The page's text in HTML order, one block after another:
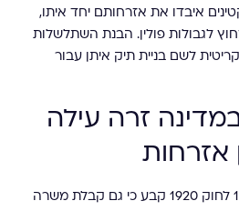
איבדו את אזרחותם יחד איתו,
לגבולות פולין. הבנת השתלשלות
לשם בניית תיק איתן עבור
זרה עילה
אזרחות
בנוסף לעניין הצבאי, סעיף 11 לחוק 1920 קבע כי גם קבלת משרה